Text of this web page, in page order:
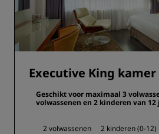
Executive King
Geschikt voor maximaal 3
volwassenen en 2 kinderen van 12
2 volwassenen 2 kinderen (0-12)